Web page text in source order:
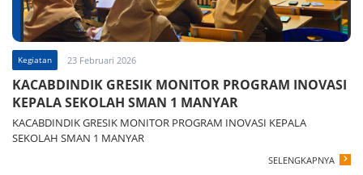
Kegiatan 23 Februari 2026
KACABDINDIK GRESIK MONITOR PROGRAM INOVASI
KEPALA SEKOLAH SMAN 1 MANYAR
KACABDINDIK GRESIK MONITOR PROGRAM INOVASI KEPALA
SEKOLAH SMAN 1 MANYAR
SELENGKAPNYA